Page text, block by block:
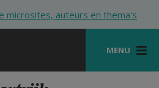
microsites, auteurs en thema's
MENU